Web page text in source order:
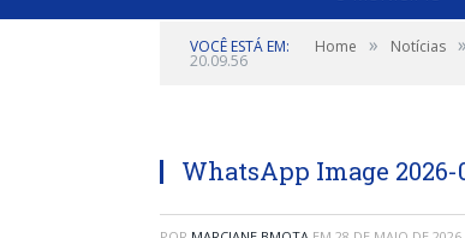
VOCÊ ESTÁ EM: Home » Notícias »
20.09.56
WhatsApp Image 2026-